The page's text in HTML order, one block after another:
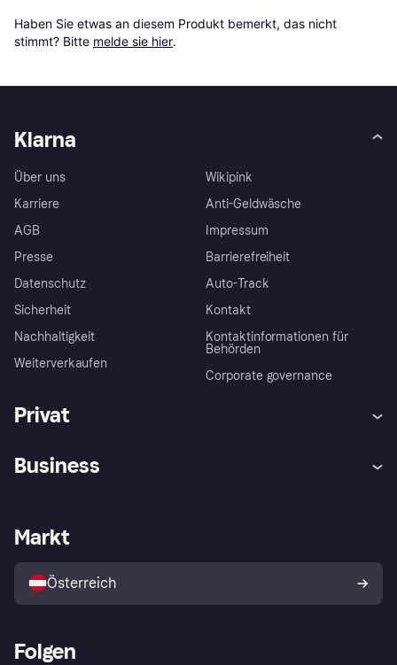
Haben Sie etwas an diesem Produkt bemerkt, das nicht
stimmt? Bitte melde sie hier.
Klarna
Über uns
Karriere
AGB
Presse
Datenschutz
Sicherheit
Nachhaltigkeit
Weiterverkaufen
Wikipink
Anti-Geldwäsche
Impressum
Barrierefreiheit
Auto-Track
Kontakt
Kontaktinformationen für
Behörden
Corporate governance
Privat
Shops entdecken
Business
Händlerportal
Markt
Österreich
Folgen